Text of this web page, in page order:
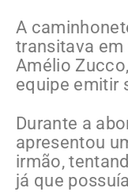
A
transitava em
Amélio
equipe emitir
Durante a
apresentou
irmão,
já que possuía